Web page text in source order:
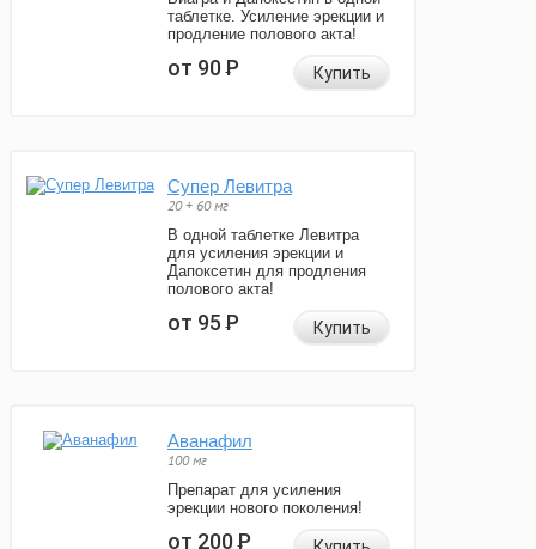
таблетке. Усиление эрекции и
продление полового акта!
от 90Р Купить
Супер Левитра
20 + 60 мг
В одной таблетке Левитра
для усиления эрекции и
Дапоксетин для продления
полового акта!
от 95Р Купить
Аванафил
100 мг
Препарат для усиления
эрекции нового поколения!
от 200Р